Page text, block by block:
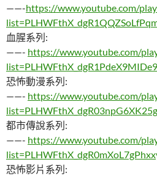
——-https://www.youtube.com/
血腥系列:
——- https://www.youtube.com/
恐怖動漫系列:
——- https://www.youtube.com/
都市傳說系列:
——- https://www.youtube.com/
恐怖影片系列: